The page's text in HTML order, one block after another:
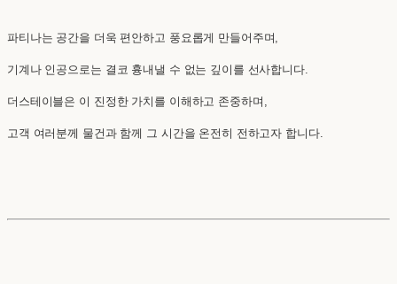
파티나는 공간을 더욱 편안하고 풍요롭게 만들어주며,
기계나 인공으로는 결코 흉내낼 수 없는 깊이를 선사합니다.
더스테이블은 이 진정한 가치를 이해하고 존중하며,
고객 여러분께 물건과 함께 그 시간을 온전히 전하고자 합니다.